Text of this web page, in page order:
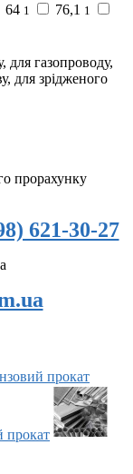
64 1 76,1 1
для газопроводу,
для зрідженого
прорахунку
621-30-27
прокат
прокат